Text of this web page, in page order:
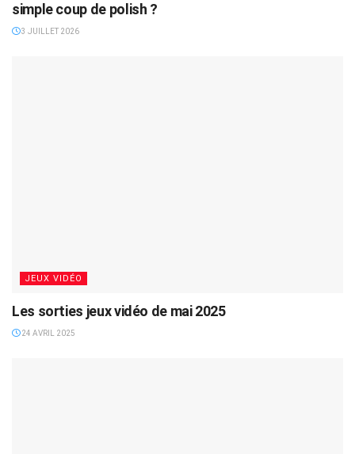
simple coup de polish ?
3 JUILLET 2026
JEUX VIDÉO
Les sorties jeux vidéo de mai 2025
24 AVRIL 2025